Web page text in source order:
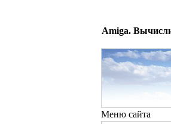
Amiga.
Меню сайта